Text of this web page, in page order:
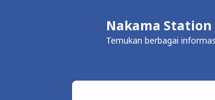
Nakama Station
Temukan berbagai